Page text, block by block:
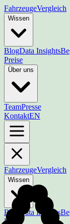
FahrzeugeVergleich
Wissen
BlogData Insights
Preise
Über uns
TeamPresse
KontaktEN
FahrzeugeVergleich
Wissen
Blog Data Insights
Preise